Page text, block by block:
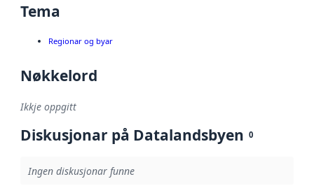
Tema
Regionar og byar
Nøkkelord
Ikkje oppgitt
Diskusjonar på Datalandsbyen 0
Ingen diskusjonar funne